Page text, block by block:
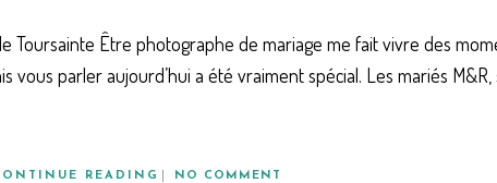
Toursainte Être photographe de mariage me fait vivre des
vous parler aujourd’hui a été vraiment spécial. Les mariés
READING NO COMMENT